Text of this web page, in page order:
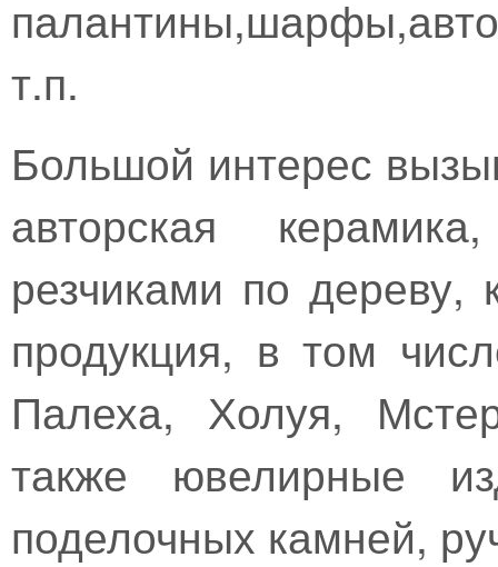
т.п.
Большой интерес
авторская
резчиками по дереву,
продукция, в том
Палеха, Холуя,
также ювелирные
поделочных камней,